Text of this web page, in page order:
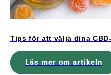
Tips för att välja dina
Läs mer om artikeln